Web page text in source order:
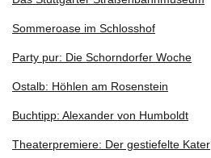
Sommeroase im Schlosshof
Party pur: Die Schorndorfer Woche
Ostalb: Höhlen am Rosenstein
Buchtipp: Alexander von Humboldt
Theaterpremiere: Der gestiefelte Kater